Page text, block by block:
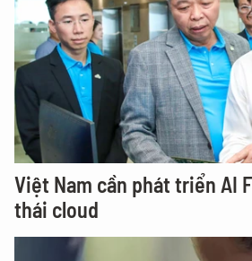
Việt Nam cần phát triển AI
thái cloud